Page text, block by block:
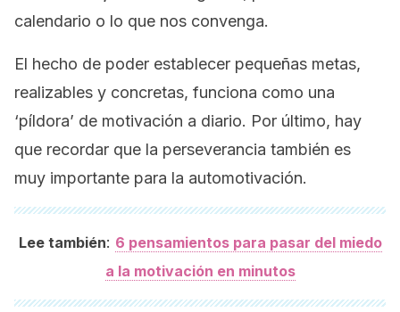
calendario o lo que nos convenga.
El hecho de poder establecer pequeñas metas,
realizables y concretas, funciona como una
‘píldora’ de motivación a diario. Por último, hay
que recordar que la perseverancia también es
muy importante para la automotivación.
Lee también: 6 pensamientos para pasar del miedo
a la motivación en minutos